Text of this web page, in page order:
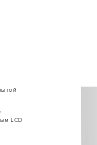
LCD